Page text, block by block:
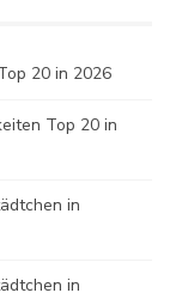
20 in 2026
Top 20 in
in
in